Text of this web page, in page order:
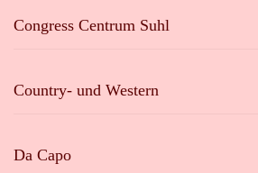
Congress Centrum Suhl
Country- und Western
Da Capo